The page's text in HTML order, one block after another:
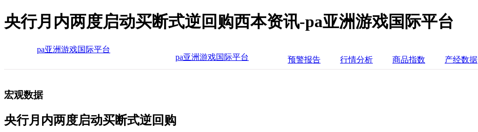
央行月内两度启动买断式逆回购西本资讯-pa亚洲游戏国际平台
pa亚洲游戏国际平台
pa亚洲游戏国际平台
预警报告 行情分析 商品指数 产经数据
宏观数据
央行月内两度启动买断式逆回购